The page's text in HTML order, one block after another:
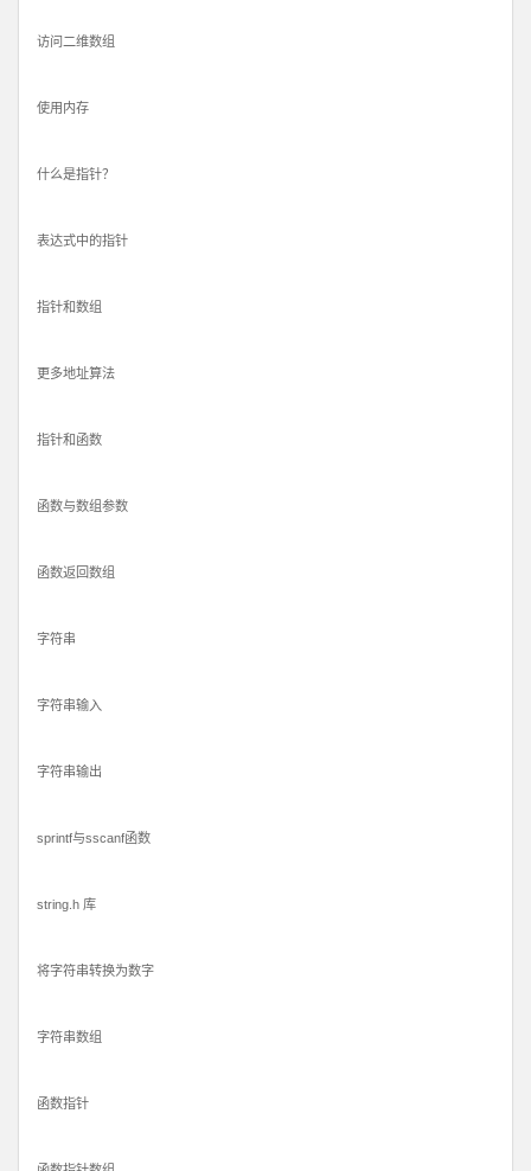
访问二维数组
使用内存
什么是指针？
表达式中的指针
指针和数组
更多地址算法
指针和函数
函数与数组参数
函数返回数组
字符串
字符串输入
字符串输出
sprintf与sscanf函数
string.h 库
将字符串转换为数字
字符串数组
函数指针